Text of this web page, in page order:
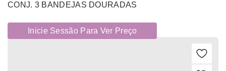
CONJ. 3 BANDEJAS DOURADAS
Inicie Sessão Para Ver Preço